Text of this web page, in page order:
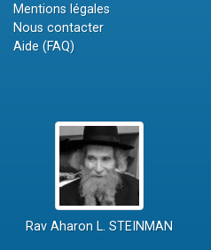
Mentions légales
Nous contacter
Aide (FAQ)
Rav Aharon L. STEINMAN